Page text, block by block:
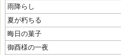
雨降らし
夏が朽ちる
晦日の菓子
御酉様の一夜